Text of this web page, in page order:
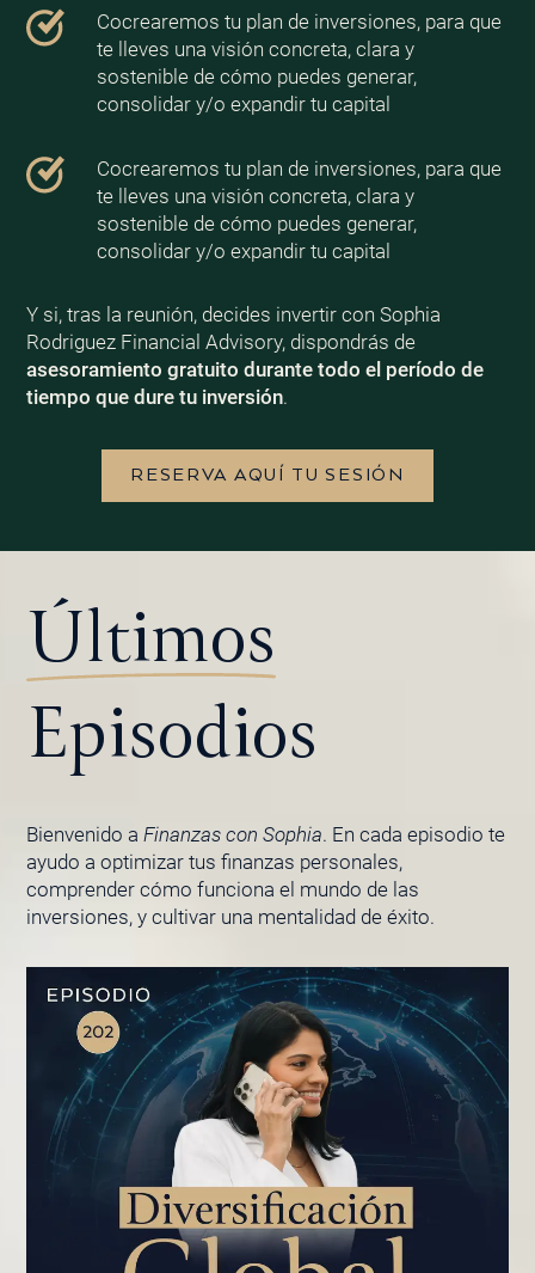
Cocrearemos tu plan de inversiones, para que
te lleves una visión concreta, clara y
sostenible de cómo puedes generar,
consolidar y/o expandir tu capital
Cocrearemos tu plan de inversiones, para que
te lleves una visión concreta, clara y
sostenible de cómo puedes generar,
consolidar y/o expandir tu capital
Y si, tras la reunión, decides invertir con Sophia
Rodriguez Financial Advisory, dispondrás de
asesoramiento gratuito durante todo el período de
tiempo que dure tu inversión.
RESERVA AQUÍ TU SESIÓN
Últimos
Episodios
Bienvenido a Finanzas con Sophia. En cada episodio te
ayudo a optimizar tus finanzas personales,
comprender cómo funciona el mundo de las
inversiones, y cultivar una mentalidad de éxito.
PÁGINA
PÁGINA
PÁGINAPÁGINA